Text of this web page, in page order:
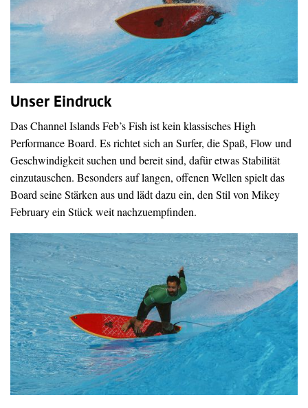
Unser Eindruck
Das Channel Islands Feb’s Fish ist kein klassisches High
Performance Board. Es richtet sich an Surfer, die Spaß, Flow und
Geschwindigkeit suchen und bereit sind, dafür etwas Stabilität
einzutauschen. Besonders auf langen, offenen Wellen spielt das
Board seine Stärken aus und lädt dazu ein, den Stil von Mikey
February ein Stück weit nachzuempfinden.